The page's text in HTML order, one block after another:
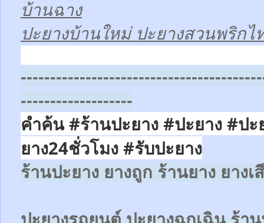
บ้านฉาง
ปะยางบ้านใหม่ ปะยางสวนพริก
-------------------
คำค้น #ร้านปะยาง #ปะยาง #ป
ยาง24ชั่วโมง #รับปะยาง
ร้านปะยาง ยางถูก ร้านยาง ยางเ